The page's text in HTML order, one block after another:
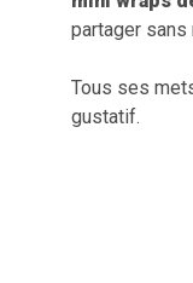
partager sans
Tous ses
gustatif.